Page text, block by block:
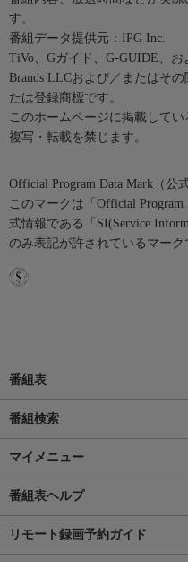
す。
番組データ提供元：IPG Inc.
TiVo、Gガイド、G-GUIDE、
Brands LLCおよび／またはそ
たは登録商標です。
このホームページに掲載して
複写・転載を禁じます。
Official Program Data Mark（公
このマークは「Official
式情報である「SI(Service
のみ表記が許されているマーク
番組表
番組検索
マイメニュー
番組表ヘルプ
リモート録画予約ガイド